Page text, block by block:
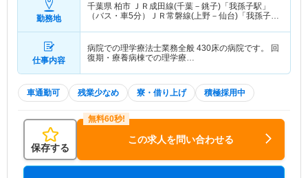
勤務地
千葉県 柏市 ＪＲ成田線(千葉－銚子)「我孫子駅」
（バス・車5分）ＪＲ常磐線(上野－仙台)「我孫子
仕事内容
病院での理学療法士業務全般 430床の病院です。 回
復期・療養病棟での理学療…
車通勤可 残業少なめ 寮・借り上げ 積極採用中
保存する
この求人を問い合わせる